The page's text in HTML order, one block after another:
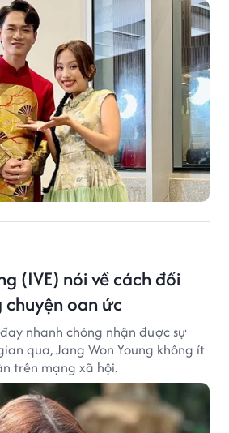
(IVE) nói về cách đối
oan ức
nhanh chóng nhận được sự
qua, Jang Won Young không ít
trên mạng xã hội.